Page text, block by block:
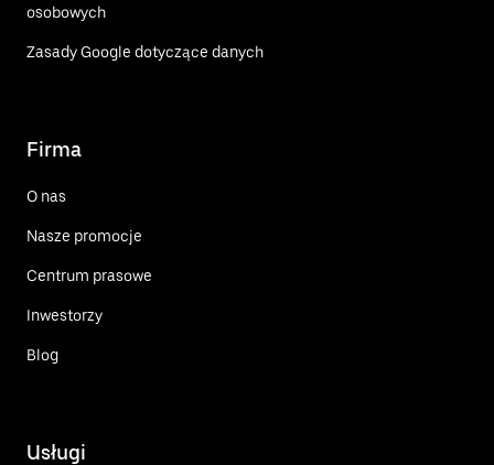
osobowych
Zasady Google dotyczące danych
Firma
O nas
Nasze promocje
Centrum prasowe
Inwestorzy
Blog
Usługi